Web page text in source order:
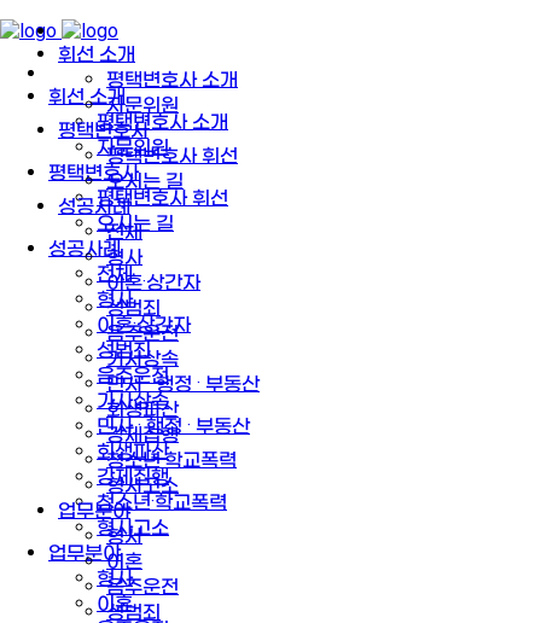
휘선 소개
평택변호사 소개
자문위원
평택변호사
평택변호사 휘선
오시는 길
성공사례
전체
형사
이혼·상간자
성범죄
음주운전
가사상속
민사 · 행정 · 부동산
회생파산
강제집행
청소년·학교폭력
형사고소
업무분야
형사
이혼
휘선 소개
평택변호사 소개
자문위원
평택변호사
평택변호사 휘선
오시는 길
성공사례
전체
형사
이혼·상간자
성범죄
음주운전
가사상속
민사 · 행정 · 부동산
회생파산
강제집행
청소년·학교폭력
형사고소
업무분야
형사
이혼
음주운전
성범죄